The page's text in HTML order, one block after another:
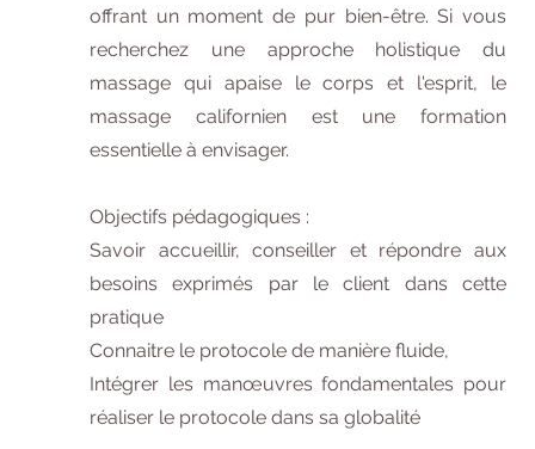
offrant un moment de pur bien-être. Si vous
recherchez une approche holistique du
massage qui apaise le corps et l'esprit, le
massage californien est une formation
essentielle à envisager.
Objectifs pédagogiques :
Savoir accueillir, conseiller et répondre aux
besoins exprimés par le client dans cette
pratique
Connaitre le protocole de manière fluide,
Intégrer les manœuvres fondamentales pour
réaliser le protocole dans sa globalité